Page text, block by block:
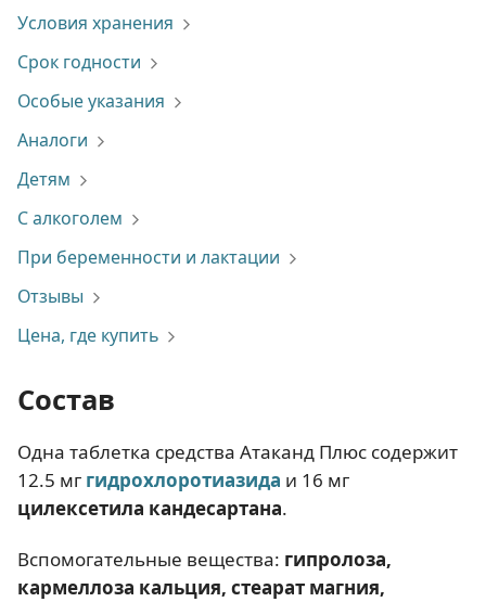
Условия хранения
Срок годности
Особые указания
Аналоги
Детям
С алкоголем
При беременности и лактации
Отзывы
Цена, где купить
Состав
Одна таблетка средства Атаканд Плюс содержит
12.5 мг гидрохлоротиазида и 16 мг
цилексетила кандесартана.
Вспомогательные вещества: гипролоза,
кармеллоза кальция, стеарат магния,